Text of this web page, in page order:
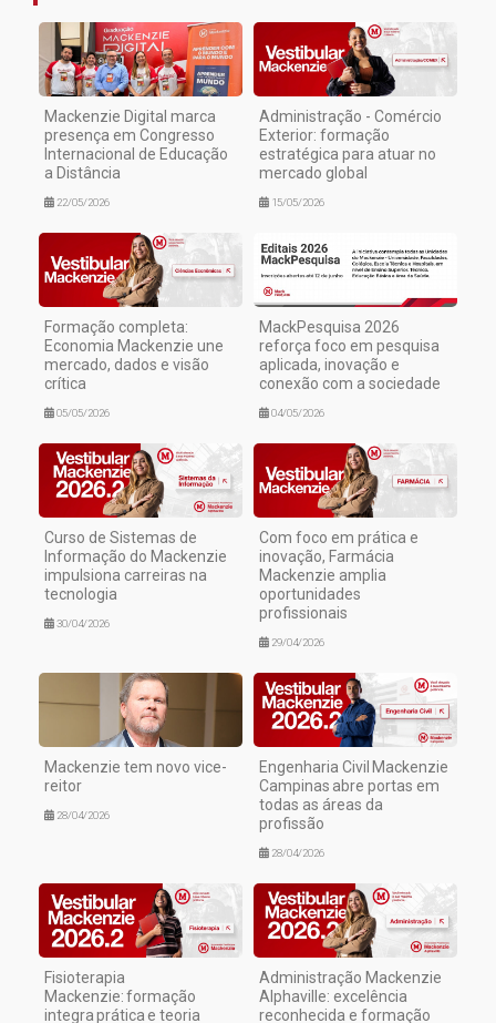
Mackenzie Digital marca
presença em Congresso
Internacional de Educação
a Distância
22/05/2026
Administração - Comércio
Exterior: formação
estratégica para atuar no
mercado global
15/05/2026
Formação completa:
Economia Mackenzie une
mercado, dados e visão
crítica
05/05/2026
MackPesquisa 2026
reforça foco em pesquisa
aplicada, inovação e
conexão com a sociedade
04/05/2026
Curso de Sistemas de
Informação do Mackenzie
impulsiona carreiras na
tecnologia
30/04/2026
Com foco em prática e
inovação, Farmácia
Mackenzie amplia
oportunidades
profissionais
29/04/2026
Mackenzie tem novo vice-
reitor
28/04/2026
Engenharia Civil Mackenzie
Campinas abre portas em
todas as áreas da
profissão
28/04/2026
Fisioterapia
Mackenzie: formação
integra prática e teoria
Administração Mackenzie
Alphaville: excelência
reconhecida e formação